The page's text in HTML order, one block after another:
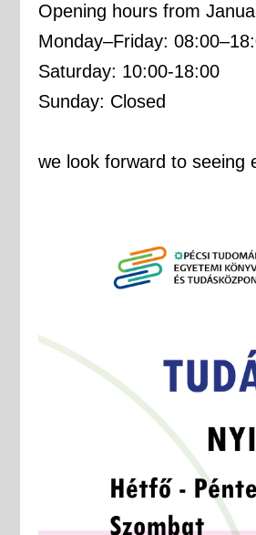
Opening hours from
Monday–Friday:
Saturday: 10:00-18:00
Sunday: Closed
we look forward to seeing